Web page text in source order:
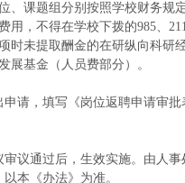
、课题组分别按照学校财务
用，不得在学校下拨的985、
时未提取酬金的在研纵向科
展基金（人员费部分）。
请，填写《岗位返聘申请审
议通过后，生效实施。由人
本《办法》为准。